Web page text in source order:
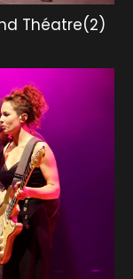
Théatre(2)